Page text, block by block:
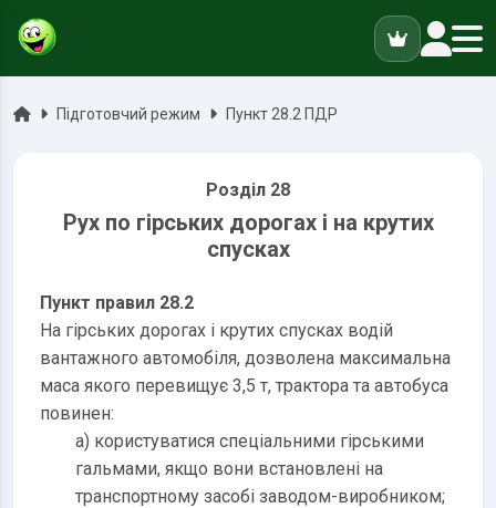
ГоловнаПідготовчий режим Пункт 28.2 ПДР
Розділ 28
Рух по гірських дорогах і на крутих
спусках
Пункт правил 28.2
На гірських дорогах і крутих спусках водій
вантажного автомобіля, дозволена максимальна
маса якого перевищує 3,5 т, трактора та автобуса
повинен:
a) користуватися спеціальними гірськими
гальмами, якщо вони встановлені на
транспортному засобі заводом-виробником;